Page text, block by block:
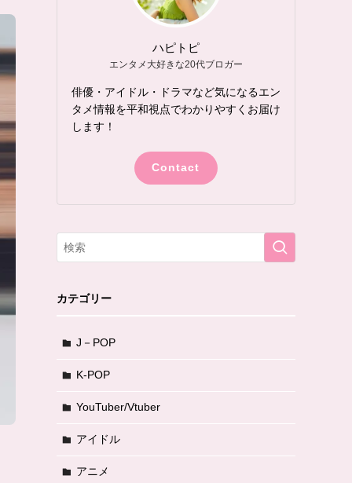
ハピトピ
エンタメ大好きな20代ブロガー
俳優・アイドル・ドラマなど気になるエン
タメ情報を平和視点でわかりやすくお届け
します！
Contact
カテゴリー
J－POP
K-POP
YouTuber/Vtuber
アイドル
アニメ